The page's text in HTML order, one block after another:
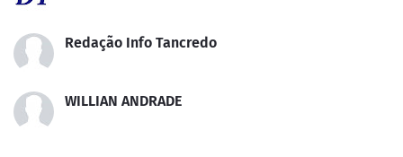
Redação Info Tancredo
WILLIAN ANDRADE